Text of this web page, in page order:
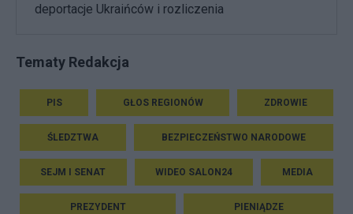
deportacje Ukraińców i rozliczenia
Tematy Redakcja
PIS GŁOS REGIONÓW ZDROWIE
ŚLEDZTWA BEZPIECZEŃSTWO NARODOWE
SEJM I SENAT WIDEO SALON24 MEDIA
PREZYDENT PIENIĄDZE